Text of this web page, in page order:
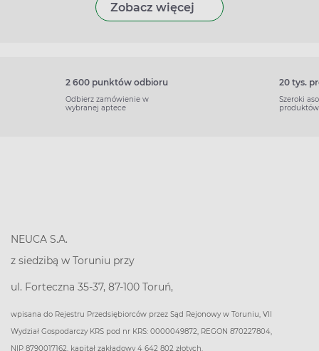
Zobacz więcej
2 600 punktów odbioru
Odbierz zamówienie w
wybranej aptece
20 tys.
Szeroki
produktów
NEUCA S.A.
z siedzibą w Toruniu przy
ul. Forteczna 35-37, 87-100 Toruń,
wpisana do Rejestru Przedsiębiorców przez Sąd Rejonowy w Toruniu, VII
Wydział Gospodarczy KRS pod nr KRS: 0000049872, REGON 870227804,
NIP 8790017162, kapitał zakładowy 4 642 802 złotych.